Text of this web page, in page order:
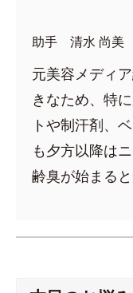
助手 清水 尚美
元美容メディ
きなため、特
トや制汗剤、
も夕方以降は
齢臭が始まる